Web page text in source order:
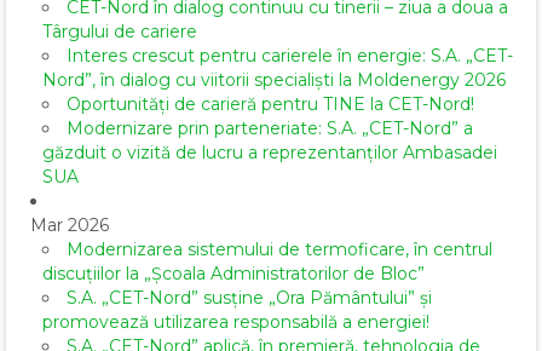
CET-Nord în dialog continuu cu tinerii – ziua a doua a
Târgului de cariere
Interes crescut pentru carierele în energie: S.A. „CET-
Nord”, în dialog cu viitorii specialiști la Moldenergy 2026
Oportunități de carieră pentru TINE la CET-Nord!
Modernizare prin parteneriate: S.A. „CET-Nord” a
găzduit o vizită de lucru a reprezentanților Ambasadei
SUA
Mar 2026
Modernizarea sistemului de termoficare, în centrul
discuțiilor la „Școala Administratorilor de Bloc”
S.A. „CET-Nord” susține „Ora Pământului” și
promovează utilizarea responsabilă a energiei!
S.A. „CET-Nord” aplică, în premieră, tehnologia de